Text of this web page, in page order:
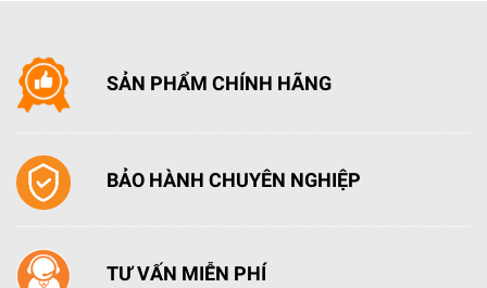
SẢN PHẨM CHÍNH HÃNG
BẢO HÀNH CHUYÊN NGHIỆP
TƯ VẤN MIỄN PHÍ